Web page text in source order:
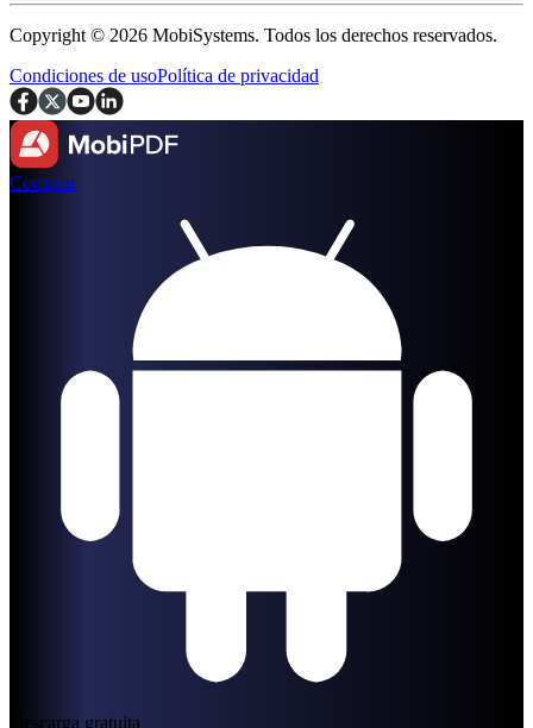
Copyright © 2026 MobiSystems. Todos los derechos reservados.
Condiciones de usoPolítica de privacidad
Comprar
Descarga gratuita